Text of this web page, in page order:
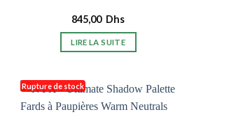
845,00 Dhs
LIRE LA SUITE
Rupture de stock